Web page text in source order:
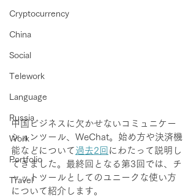
Cryptocurrency
China
Social
Telework
Language
Russia
Work
Portfolio
Travel
中国ビジネスに欠かせないコミュニケー
ションツール、WeChat。始め方や決済機
能などについて 過去2回 にわたって説明し
てきました。最終回となる第3回では、チ
ャットツールとしてのユニークな使い方
について紹介します。